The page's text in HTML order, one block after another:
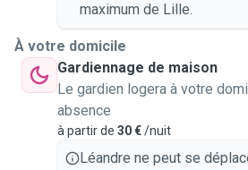
maximum de Lille.
À votre domicile
Gardiennage de maison
Le gardien logera à votre
absence
à partir de 30 €/nuit
Léandre ne peut se